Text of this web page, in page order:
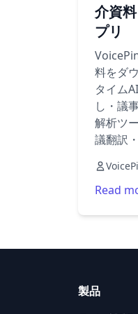
介資
プリ
料をダ
タイム
し・議
解析ツ
議翻訳
Read
製品